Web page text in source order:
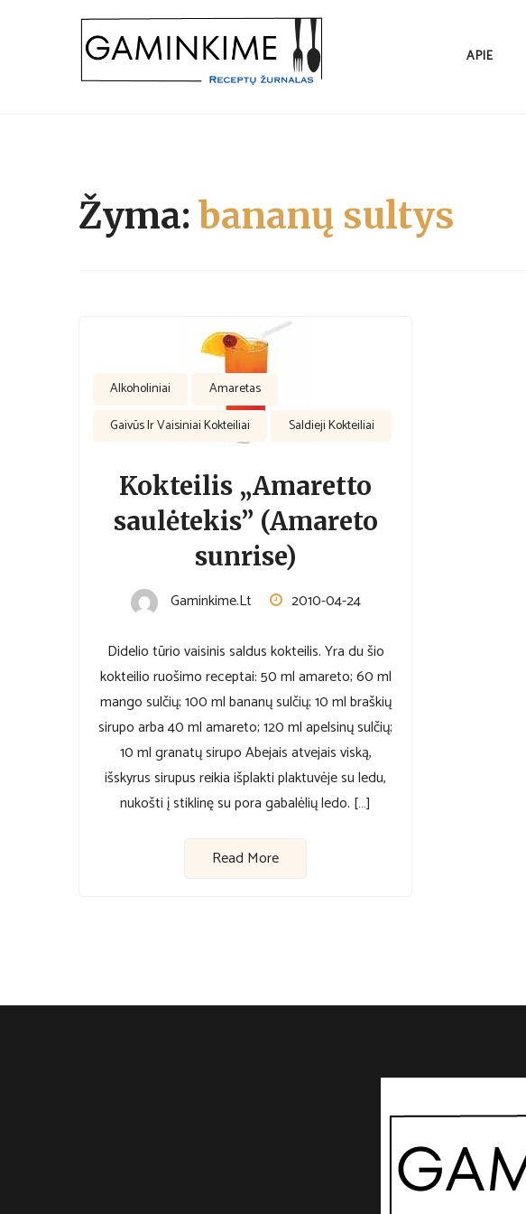
APIE
Žyma: bananų sultys
Alkoholiniai
Amaretas
Gaivūs Ir Vaisiniai Kokteiliai
Saldieji Kokteiliai
Kokteilis „Amaretto
saulėtekis” (Amareto
sunrise)
Gaminkime.lt 2010-04-24
Didelio tūrio vaisinis saldus kokteilis. Yra du šio
kokteilio ruošimo receptai: 50 ml amareto; 60 ml
mango sulčių; 100 ml bananų sulčių; 10 ml braškių
sirupo arba 40 ml amareto; 120 ml apelsinų sulčių;
10 ml granatų sirupo Abejais atvejais viską,
išskyrus sirupus reikia išplakti plaktuvėje su ledu,
nukošti į stiklinę su pora gabalėlių ledo. […]
Read More